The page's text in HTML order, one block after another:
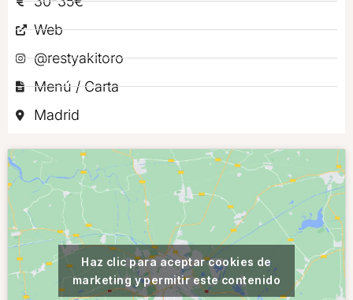
Web
@restyakitoro
Menú / Carta
Madrid
Haz clic para aceptar cookies de
marketing y permitir este contenido